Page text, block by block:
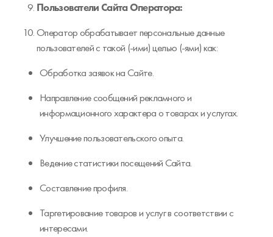
Пользователи Сайта Оператора:
Оператор обрабатывает персональные данные
пользователей с такой (-ими) целью (-ями) как:
Обработка заявок на Сайте.
Направление сообщений рекламного и
информационного характера о товарах и услугах.
Улучшение пользовательского опыта.
Ведение статистики посещений Сайта.
Составление профиля.
Таргетирование товаров и услуг в соответствии с
интересами.